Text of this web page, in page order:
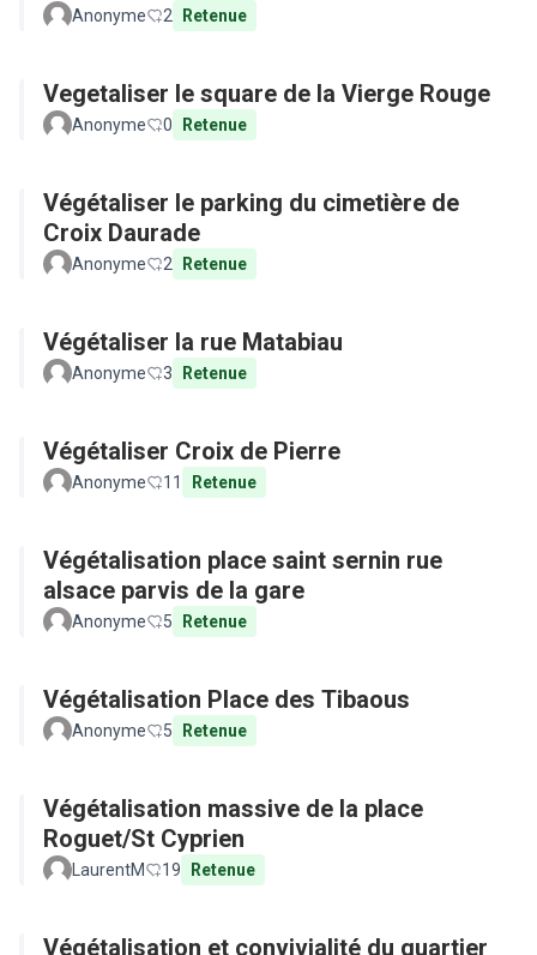
Anonyme 2 Retenue
Vegetaliser le square de la Vierge Rouge
Anonyme 0 Retenue
Végétaliser le parking du cimetière de
Croix Daurade
Anonyme 2 Retenue
Végétaliser la rue Matabiau
Anonyme 3 Retenue
Végétaliser Croix de Pierre
Anonyme 11 Retenue
Végétalisation place saint sernin rue
alsace parvis de la gare
Anonyme 5 Retenue
Végétalisation Place des Tibaous
Anonyme 5 Retenue
Végétalisation massive de la place
Roguet/St Cyprien
LaurentM 19 Retenue
Végétalisation et convivialité du quartier